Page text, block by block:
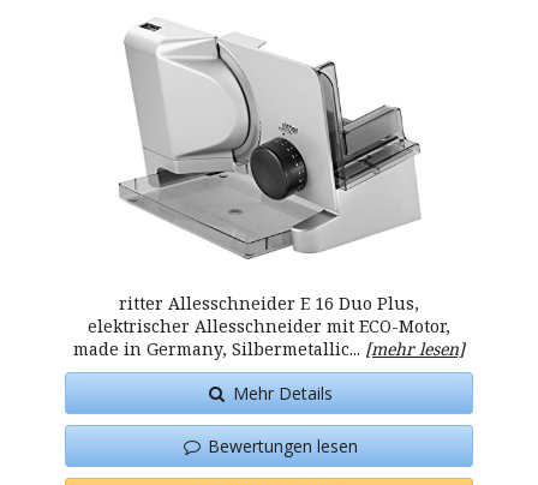
ritter Allesschneider E 16 Duo Plus,
elektrischer Allesschneider mit ECO-Motor,
made in Germany, Silbermetallic... [mehr lesen]
Mehr Details
Bewertungen lesen